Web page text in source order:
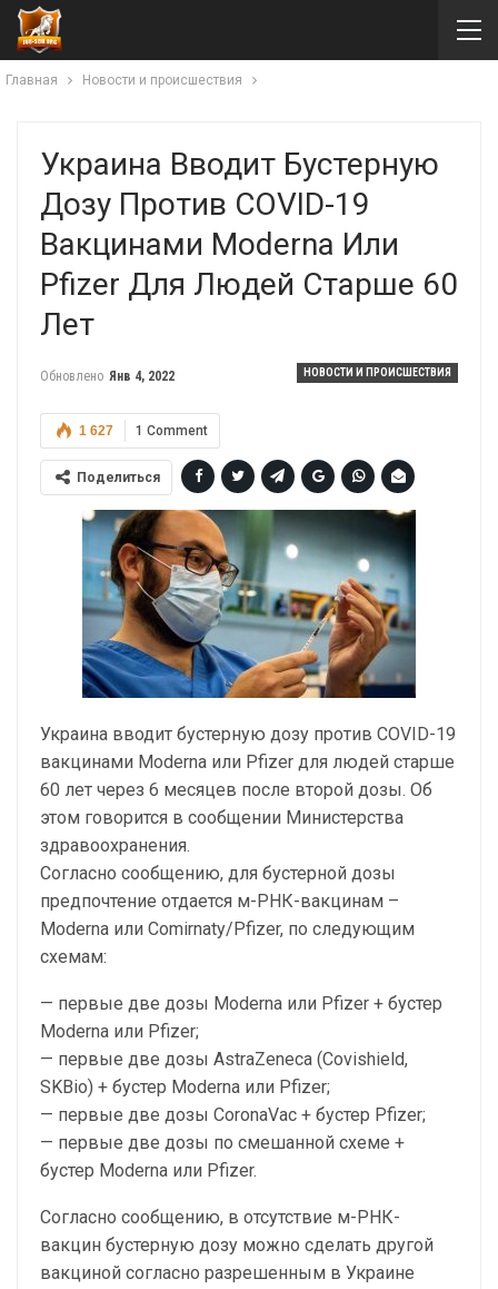
Главная Новости и происшествия
Украина Вводит Бустерную
Дозу Против COVID-19
Вакцинами Moderna Или
Pfizer Для Людей Старше 60
Лет
НОВОСТИ И ПРОИСШЕСТВИЯ
Обновлено Янв 4, 2022
1 Comment
1 627
Поделиться
Украина вводит бустерную дозу против COVID-19
вакцинами Moderna или Pfizer для людей старше
60 лет через 6 месяцев после второй дозы. Об
этом говорится в сообщении Министерства
здравоохранения.
Согласно сообщению, для бустерной дозы
предпочтение отдается м-РНК-вакцинам –
Moderna или Comirnaty/Pfizer, по следующим
схемам:
— первые две дозы Moderna или Pfizer + бустер
Moderna или Pfizer;
— первые две дозы AstraZeneca (Covishield,
SKBio) + бустер Moderna или Pfizer;
— первые две дозы CoronaVac + бустер Pfizer;
— первые две дозы по смешанной схеме +
бустер Moderna или Pfizer.
Согласно сообщению, в отсутствие м-РНК-
вакцин бустерную дозу можно сделать другой
вакциной согласно разрешенным в Украине